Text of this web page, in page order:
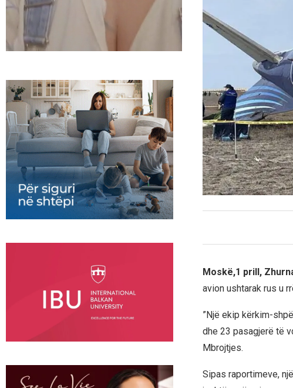
Moskë,1 prill,
avion ushtarak rus u
”Një ekip kërkim-
dhe 23 pasagjerë të
Mbrojtjes.
Sipas raportimeve,